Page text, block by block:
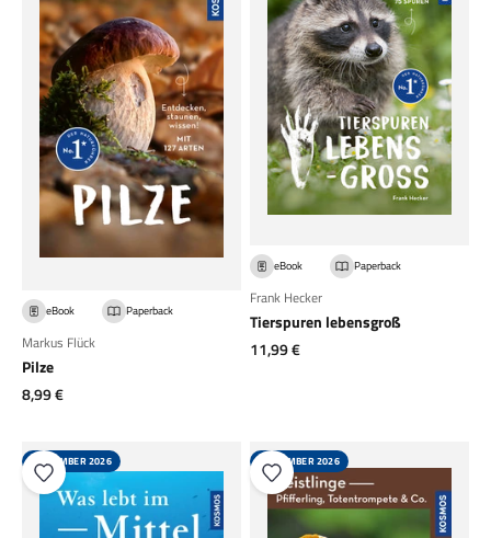
eBook Paperback
Markus Flück
Pilze
Angebot
8,99 €
eBook Paperback
Frank Hecker
Tierspuren lebensgroß
Angebot
11,99 €
SEPTEMBER 2026 SEPTEMBER 2026